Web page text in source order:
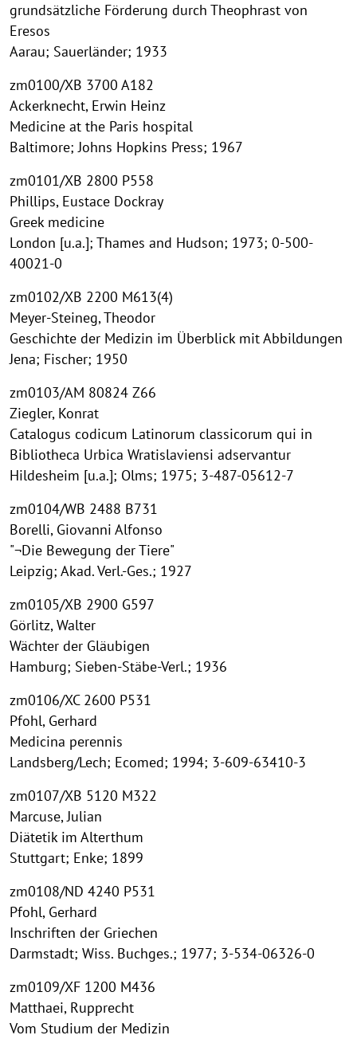
grundsätzliche Förderung durch Theophrast von
Eresos
Aarau; Sauerländer; 1933
zm0100/XB 3700 A182
Ackerknecht, Erwin Heinz
Medicine at the Paris hospital
Baltimore; Johns Hopkins Press; 1967
zm0101/XB 2800 P558
Phillips, Eustace Dockray
Greek medicine
London [u.a.]; Thames and Hudson; 1973; 0-500-
40021-0
zm0102/XB 2200 M613(4)
Meyer-Steineg, Theodor
Geschichte der Medizin im Überblick mit Abbildungen
Jena; Fischer; 1950
zm0103/AM 80824 Z66
Ziegler, Konrat
Catalogus codicum Latinorum classicorum qui in
Bibliotheca Urbica Wratislaviensi adservantur
Hildesheim [u.a.]; Olms; 1975; 3-487-05612-7
zm0104/WB 2488 B731
Borelli, Giovanni Alfonso
"¬Die Bewegung der Tiere"
Leipzig; Akad. Verl.-Ges.; 1927
zm0105/XB 2900 G597
Görlitz, Walter
Wächter der Gläubigen
Hamburg; Sieben-Stäbe-Verl.; 1936
zm0106/XC 2600 P531
Pfohl, Gerhard
Medicina perennis
Landsberg/Lech; Ecomed; 1994; 3-609-63410-3
zm0107/XB 5120 M322
Marcuse, Julian
Diätetik im Alterthum
Stuttgart; Enke; 1899
zm0108/ND 4240 P531
Pfohl, Gerhard
Inschriften der Griechen
Darmstadt; Wiss. Buchges.; 1977; 3-534-06326-0
zm0109/XF 1200 M436
Matthaei, Rupprecht
Vom Studium der Medizin